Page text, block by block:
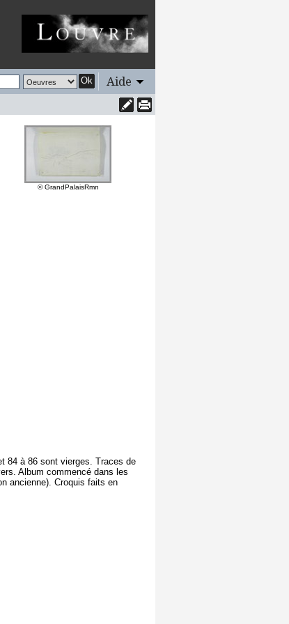
Ok Aide
© GrandPalaisRmn
84 à 86 sont vierges. Traces de
Album commencé dans les
ancienne). Croquis faits en